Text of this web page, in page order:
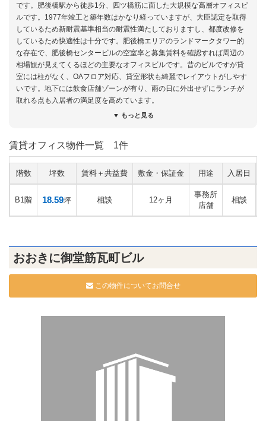
です。肥後橋駅から徒歩1分、四ツ橋筋に面した大規模な高層オフィスビ
ルです。1977年竣工と築年数はかなり経っていますが、大臣認定を取得
しているため新耐震基準相当の耐震性満たしておりますし、都度改修を
しているため快適性は十分です。肥後橋エリアのランドマークタワー的
な存在で、肥後橋センタービルの空室率と募集賃料を確認すれば周辺の
相場観が見えてくるほどの主要なオフィスビルです。昔のビルですが貸
室には柱がなく、OAフロア対応、貸室形状も綺麗でレイアウトがしやす
いです。地下には飲食店舗ゾーンが有り、雨の日に外出せずにランチが
取れる点も入居者の満足度を高めています。
▼ もっと見る
賃貸オフィス物件一覧 1件
階数 坪数 賃料＋共益費 敷金・保証金 用途 入居日
B1階 18.59坪 相談 12ヶ月
事務所
店舗
相談
おおきに御堂筋瓦町ビル
この物件についてお問合せ